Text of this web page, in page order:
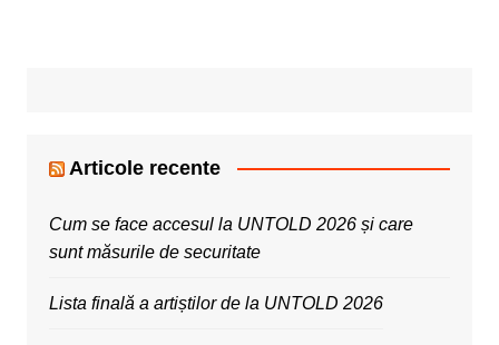
Articole recente
Cum se face accesul la UNTOLD 2026 și care
sunt măsurile de securitate
Lista finală a artiștilor de la UNTOLD 2026